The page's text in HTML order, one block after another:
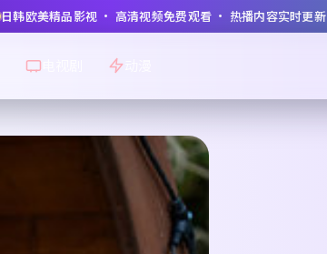
日韩欧美精品影视 · 高清视频免费观看 · 热播内容实时更新